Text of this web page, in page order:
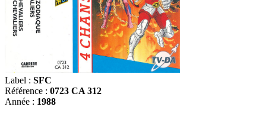
Label : SFC
Référence : 0723 CA 312
Année : 1988